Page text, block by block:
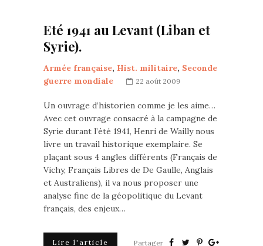
Eté 1941 au Levant (Liban et
Syrie).
Armée française, Hist. militaire, Seconde
guerre mondiale
22 août 2009
Un ouvrage d’historien comme je les aime…
Avec cet ouvrage consacré à la campagne de
Syrie durant l’été 1941, Henri de Wailly nous
livre un travail historique exemplaire. Se
plaçant sous 4 angles différents (Français de
Vichy, Français Libres de De Gaulle, Anglais
et Australiens), il va nous proposer une
analyse fine de la géopolitique du Levant
français, des enjeux…
Lire l'article Partager